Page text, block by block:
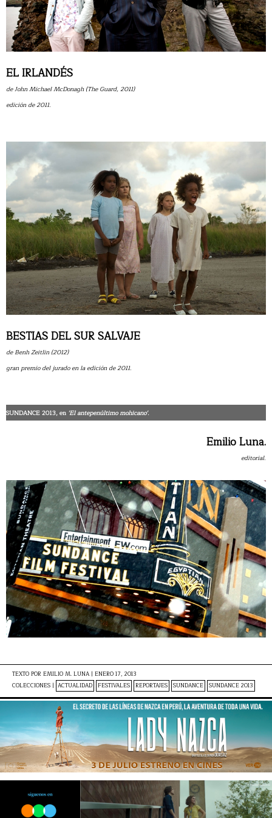
EL IRLANDÉS
de John Michael McDonagh (The Guard, 2011)
edición de 2011.
BESTIAS DEL SUR SALVAJE
de Benh Zeitlin (2012)
gran premio del jurado en la edición de 2011.
SUNDANCE 2013, en 'El antepenúltimo mohicano'.
Emilio Luna.
editorial.
TEXTO POR EMILIO M. LUNA | ENERO 17, 2013
COLECCIONES | ACTUALIDAD FESTIVALES REPORTAJES SUNDANCE SUNDANCE 2013